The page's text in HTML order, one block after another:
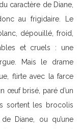
caractère de Diane,
au frigidaire. Le
dépouillé, froid,
et cruels : une
Mais le drame
flirte avec la farce
œuf brisé, paré d’un
sortent les brocolis
Diane, ou qu’une